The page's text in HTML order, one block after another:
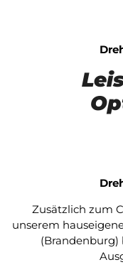
Zusätzlich zum
unserem
(Brandenburg)